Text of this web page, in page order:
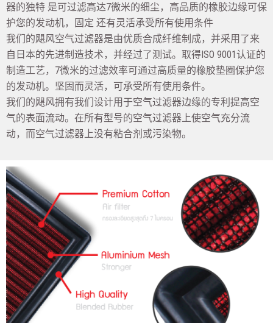
器的独特 是可过滤高达7微米的细尘，高品质的橡胶边缘可保
护您的发动机，固定 还有灵活承受所有使用条件
我们的飓风空气过滤器是由优质合成纤维制成，并采用了来
自日本的先进制造技术，并经过了测试。取得ISO 9001认证的
制造工艺，7微米的过滤效率可通过高质量的橡胶垫圈保护您
的发动机。坚固而灵活，可承受所有使用条件。
我们的飓风拥有我们设计用于空气过滤器边缘的专利提高空
气的表面流动。在所有型号的空气过滤器上使空气充分流
动，而空气过滤器上没有粘合剂或污染物。